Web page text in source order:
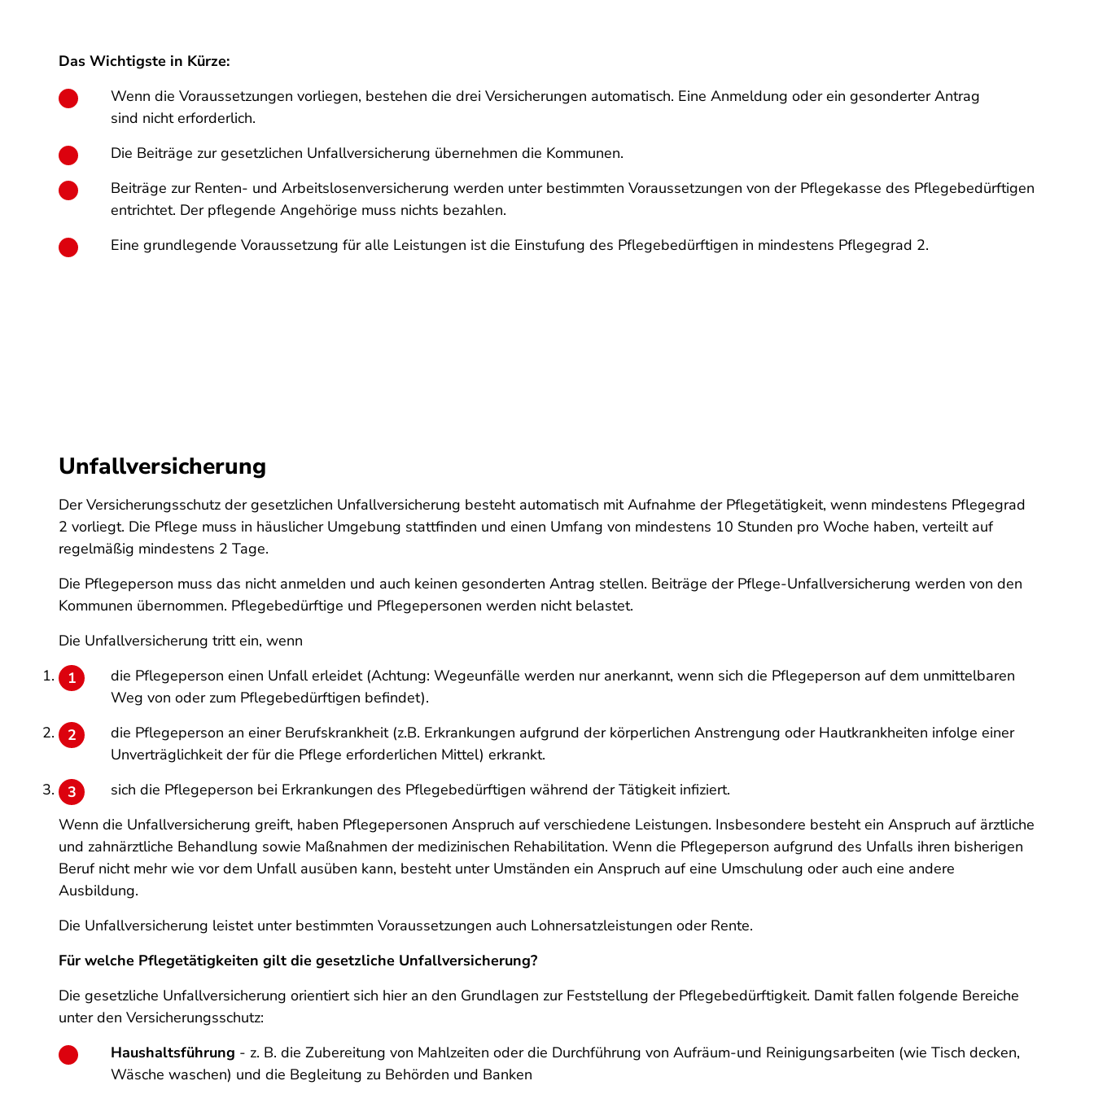
Das Wichtigste in Kürze:
Wenn die Voraussetzungen vorliegen, bestehen die drei Versicherungen automatisch. Eine Anmeldung oder ein gesonderter Antrag
sind nicht erforderlich.
Die Beiträge zur gesetzlichen Unfallversicherung übernehmen die Kommunen.
Beiträge zur Renten- und Arbeitslosenversicherung werden unter bestimmten Voraussetzungen von der Pflegekasse des Pflegebedürftigen
entrichtet. Der pflegende Angehörige muss nichts bezahlen.
Eine grundlegende Voraussetzung für alle Leistungen ist die Einstufung des Pflegebedürftigen in mindestens Pflegegrad 2.
Unfallversicherung
Der Versicherungsschutz der gesetzlichen Unfallversicherung besteht automatisch mit Aufnahme der Pflegetätigkeit, wenn mindestens Pflegegrad
2 vorliegt. Die Pflege muss in häuslicher Umgebung stattfinden und einen Umfang von mindestens 10 Stunden pro Woche haben, verteilt auf
regelmäßig mindestens 2 Tage.
Die Pflegeperson muss das nicht anmelden und auch keinen gesonderten Antrag stellen. Beiträge der Pflege-Unfallversicherung werden von den
Kommunen übernommen. Pflegebedürftige und Pflegepersonen werden nicht belastet.
Die Unfallversicherung tritt ein, wenn
die Pflegeperson einen Unfall erleidet (Achtung: Wegeunfälle werden nur anerkannt, wenn sich die Pflegeperson auf dem unmittelbaren
Weg von oder zum Pflegebedürftigen befindet).
die Pflegeperson an einer Berufskrankheit (z.B. Erkrankungen aufgrund der körperlichen Anstrengung oder Hautkrankheiten infolge einer
Unverträglichkeit der für die Pflege erforderlichen Mittel) erkrankt.
sich die Pflegeperson bei Erkrankungen des Pflegebedürftigen während der Tätigkeit infiziert.
Wenn die Unfallversicherung greift, haben Pflegepersonen Anspruch auf verschiedene Leistungen. Insbesondere besteht ein Anspruch auf ärztliche
und zahnärztliche Behandlung sowie Maßnahmen der medizinischen Rehabilitation. Wenn die Pflegeperson aufgrund des Unfalls ihren bisherigen
Beruf nicht mehr wie vor dem Unfall ausüben kann, besteht unter Umständen ein Anspruch auf eine Umschulung oder auch eine andere
Ausbildung.
Die Unfallversicherung leistet unter bestimmten Voraussetzungen auch Lohnersatzleistungen oder Rente.
Für welche Pflegetätigkeiten gilt die gesetzliche Unfallversicherung?
Die gesetzliche Unfallversicherung orientiert sich hier an den Grundlagen zur Feststellung der Pflegebedürftigkeit. Damit fallen folgende Bereiche
unter den Versicherungsschutz:
Haushaltsführung - z. B. die Zubereitung von Mahlzeiten oder die Durchführung von Aufräum-und Reinigungsarbeiten (wie Tisch decken,
Wäsche waschen) und die Begleitung zu Behörden und Banken